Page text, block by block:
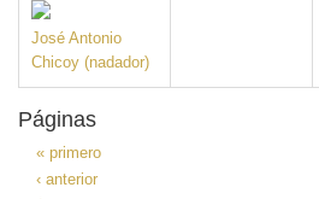
José Antonio
Chicoy (nadador)
Páginas
« primero
‹ anterior